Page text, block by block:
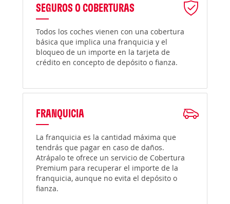
SEGUROS O COBERTURAS
Todos los coches vienen con una cobertura
básica que implica una franquicia y el
bloqueo de un importe en la tarjeta de
crédito en concepto de depósito o fianza.
FRANQUICIA
La franquicia es la cantidad máxima que
tendrás que pagar en caso de daños.
Atrápalo te ofrece un servicio de Cobertura
Premium para recuperar el importe de la
franquicia, aunque no evita el depósito o
fianza.